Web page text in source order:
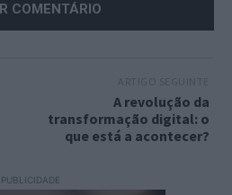
A revolução da
transformação digital: o
que está a acontecer?
PUBLICIDADE